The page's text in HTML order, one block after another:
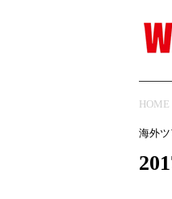
HOME
海外ツ